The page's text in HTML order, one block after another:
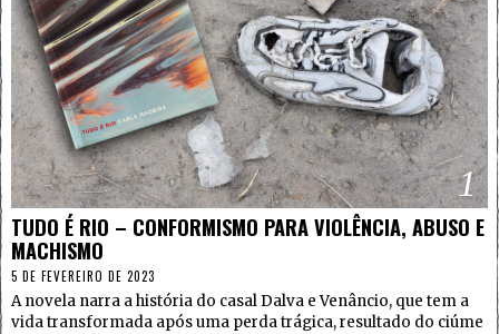
1
TUDO É RIO – CONFORMISMO PARA VIOLÊNCIA, ABUSO E
MACHISMO
5 DE FEVEREIRO DE 2023
A novela narra a história do casal Dalva e Venâncio, que tem a
vida transformada após uma perda trágica, resultado do ciúme